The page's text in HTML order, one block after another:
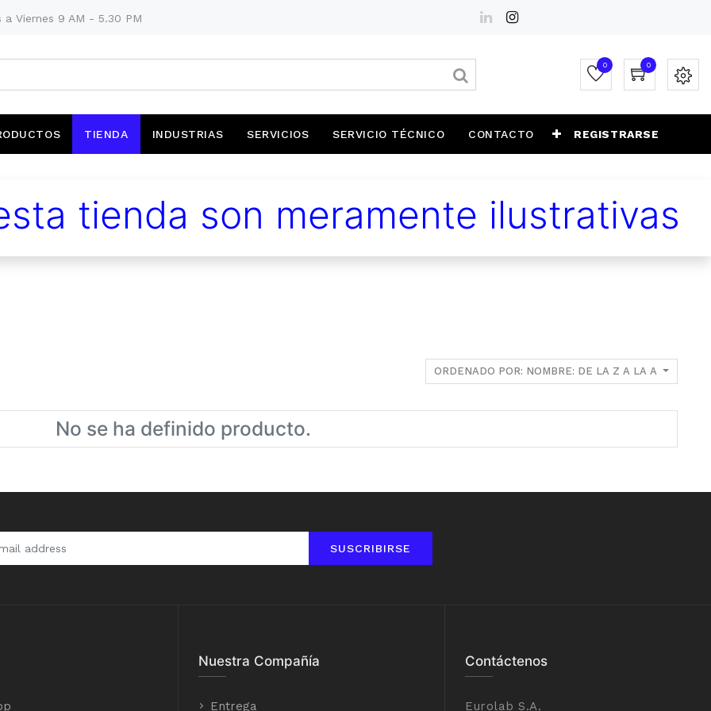
a Viernes 9 AM - 5.30 PM
0 0
TIENDA INDUSTRIAS SERVICIOS SERVICIO TÉCNICO CONTACTO REGISTRARSE
tienda son meramente ilustrativas
ORDENADO POR: NOMBRE: DE LA Z A LA A
No se ha definido producto.
SUSCRIBIRSE
Nuestra Compañía
Entrega
Contáctenos
Eurolab S.A.